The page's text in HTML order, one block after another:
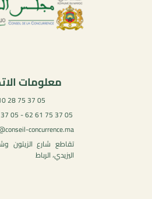
معلومات
05 37 75 28 10
05 37 75 61 62 - 05 37 75 88 53
concurrence.ma
تقاطع شارع الزيتون
اليزيدي، الرباط